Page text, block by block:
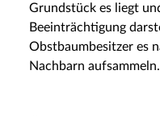
Grundstück es liegt
Beeinträchtigung
Obstbaumbesitzer es
Nachbarn aufsammeln.